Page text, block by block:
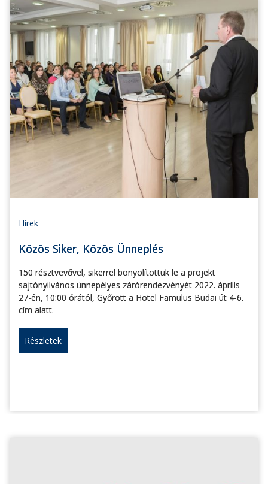
Hírek
Közös Siker, Közös Ünneplés
150 résztvevővel, sikerrel bonyolítottuk le a projekt
sajtónyilvános ünnepélyes zárórendezvényét 2022. április
27-én, 10:00 órától, Győrött a Hotel Famulus Budai út 4-6.
cím alatt.
Részletek